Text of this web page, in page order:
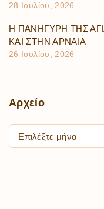
28 Ιουλίου, 2026
Η ΠΑΝΗΓΥΡΗ ΤΗΣ
ΚΑΙ ΣΤΗΝ ΑΡΝΑΙΑ
26 Ιουλίου, 2026
Αρχείο